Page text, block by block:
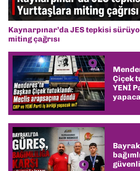
Kaynarpınar’da JES tepkisi
miting çağrısı
Çiçek
YENİ